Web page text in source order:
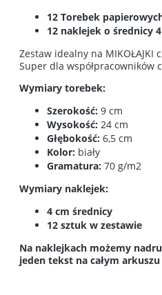
12 Torebek
12 naklejek o średnicy
Zestaw idealny na MIKOŁAJKI
Super dla współpracowników
Wymiary torebek:
Szerokość: 9 cm
Wysokość: 24 cm
Głębokość: 6,5 cm
Kolor: biały
Gramatura: 70 g/m2
Wymiary naklejek:
4 cm średnicy
12 sztuk w zestawie
Na naklejkach możemy
jeden tekst na całym arkuszu